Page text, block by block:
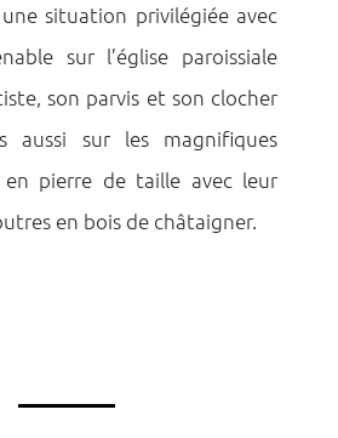
situation privilégiée avec
sur l’église paroissiale
son parvis et son clocher
aussi sur les magnifiques
en pierre de taille avec leur
en bois de châtaigner.